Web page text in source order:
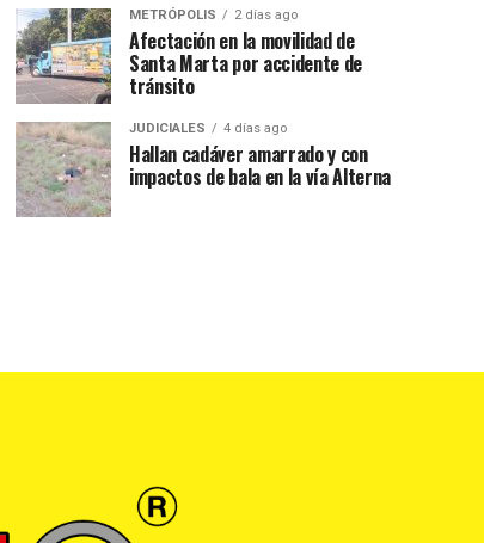
METRÓPOLIS 2 días ago
Afectación en la movilidad de
Santa Marta por accidente de
tránsito
JUDICIALES 4 días ago
Hallan cadáver amarrado y con
impactos de bala en la vía Alterna